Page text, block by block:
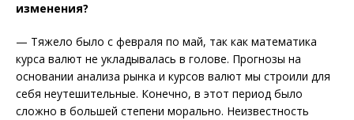
изменения?
— Тяжело было с февраля по май, так как математика
курса валют не укладывалась в голове. Прогнозы на
основании анализа рынка и курсов валют мы строили для
себя неутешительные. Конечно, в этот период было
сложно в большей степени морально. Неизвестность